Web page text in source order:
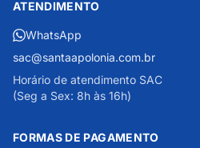
ATENDIMENTO
WhatsApp
sac@santaapolonia.com.br
Horário de atendimento SAC
(Seg a Sex: 8h às 16h)
FORMAS DE PAGAMENTO